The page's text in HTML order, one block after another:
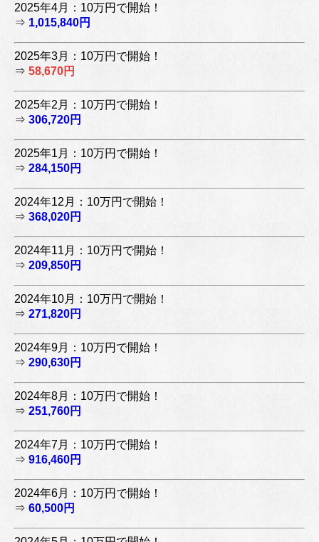
2025年4月：10万円で開始！
⇒ 1,015,840円
2025年3月：10万円で開始！
⇒ 58,670円
2025年2月：10万円で開始！
⇒ 306,720円
2025年1月：10万円で開始！
⇒ 284,150円
2024年12月：10万円で開始！
⇒ 368,020円
2024年11月：10万円で開始！
⇒ 209,850円
2024年10月：10万円で開始！
⇒ 271,820円
2024年9月：10万円で開始！
⇒ 290,630円
2024年8月：10万円で開始！
⇒ 251,760円
2024年7月：10万円で開始！
⇒ 916,460円
2024年6月：10万円で開始！
⇒ 60,500円